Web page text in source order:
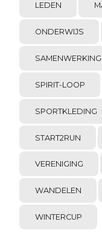
LEDEN
ONDERWIJS
SAMENWERKING
SPIRIT-LOOP
SPORTKLEDING
START2RUN
VERENIGING
WANDELEN
WINTERCUP